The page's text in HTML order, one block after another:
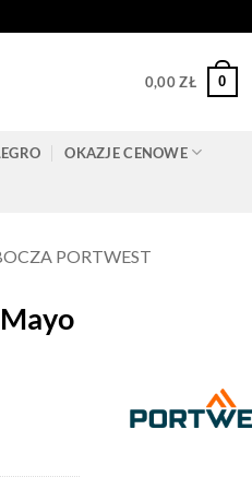
0,00ZŁ 0
OKAZJE CENOWE
PORTWEST